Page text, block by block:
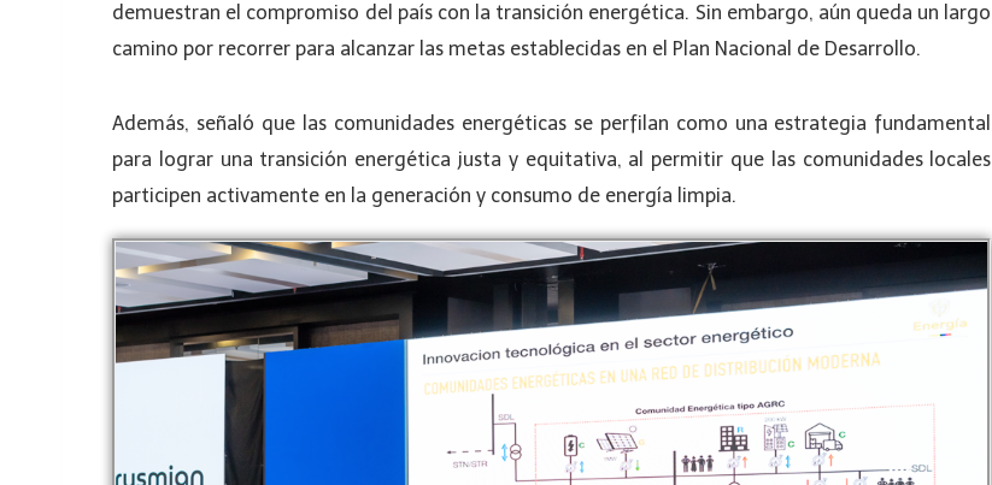
demuestran el compromiso del país con la transición energética. Sin embargo, aún queda un largo
camino por recorrer para alcanzar las metas establecidas en el Plan Nacional de Desarrollo.
Además, señaló que las comunidades energéticas se perfilan como una estrategia fundamental
para lograr una transición energética justa y equitativa, al permitir que las comunidades locales
participen activamente en la generación y consumo de energía limpia.